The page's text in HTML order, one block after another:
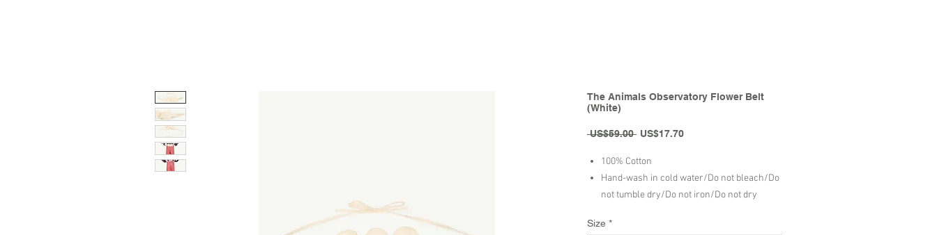
The Animals Observatory Flower Belt
(White)
US$59.00 일
가
US$17.70할
100% Cotton
Hand-wash in cold water/Do not bleach/Do
not tumble dry/Do not iron/Do not dry
Size *